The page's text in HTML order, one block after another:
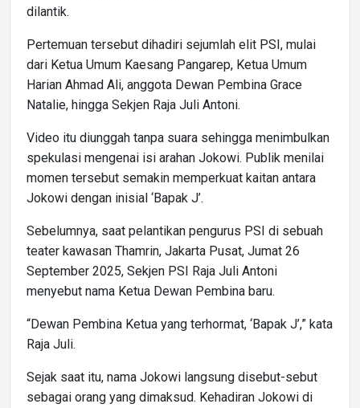
dilantik.
Pertemuan tersebut dihadiri sejumlah elit PSI, mulai
dari Ketua Umum Kaesang Pangarep, Ketua Umum
Harian Ahmad Ali, anggota Dewan Pembina Grace
Natalie, hingga Sekjen Raja Juli Antoni.
Video itu diunggah tanpa suara sehingga menimbulkan
spekulasi mengenai isi arahan Jokowi. Publik menilai
momen tersebut semakin memperkuat kaitan antara
Jokowi dengan inisial ‘Bapak J’.
Sebelumnya, saat pelantikan pengurus PSI di sebuah
teater kawasan Thamrin, Jakarta Pusat, Jumat 26
September 2025, Sekjen PSI Raja Juli Antoni
menyebut nama Ketua Dewan Pembina baru.
“Dewan Pembina Ketua yang terhormat, ‘Bapak J’,” kata
Raja Juli.
Sejak saat itu, nama Jokowi langsung disebut-sebut
sebagai orang yang dimaksud. Kehadiran Jokowi di